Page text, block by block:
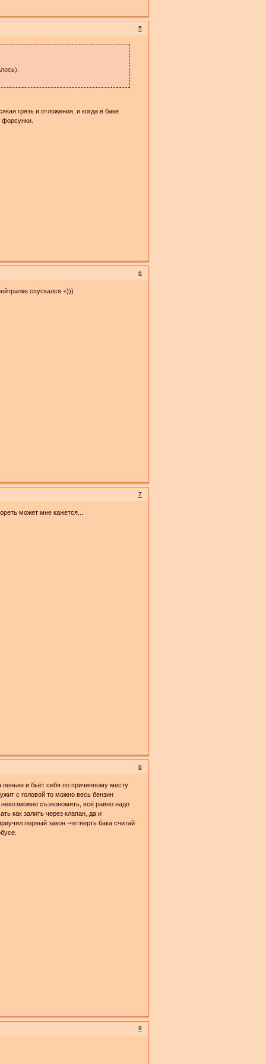
5
грязь и отложения, и когда в баке
форсунки.
6
спускался +)))
7
может мне кажется...
8
и бьёт себя по причинному месту
с головой то можно весь бензин
съэкономить, всё равно надо
как залить через клапан, да и
первый закон -четверть бака считай
9